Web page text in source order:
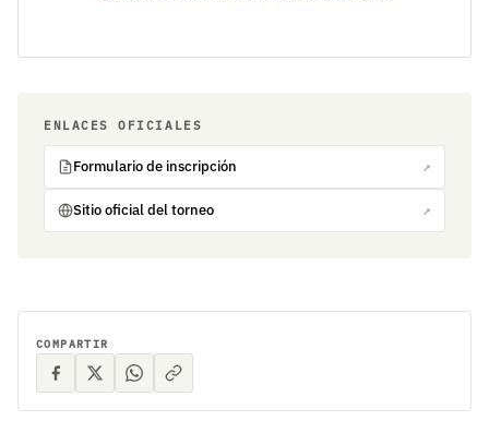
ENLACES OFICIALES
Formulario de inscripción ↗
Sitio oficial del torneo ↗
COMPARTIR